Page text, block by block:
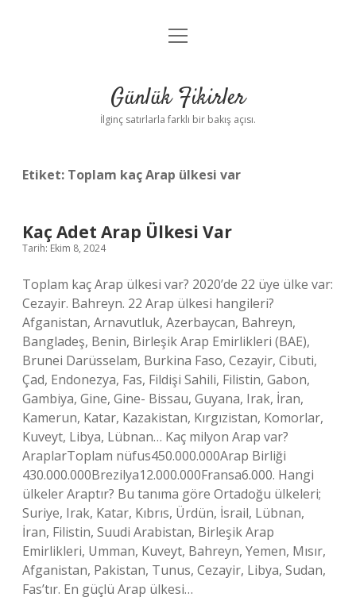
Anasayfa
Yasal Uyarı
menüyü
Günlük Fikirler
İlginç satırlarla farklı bir bakış açısı.
Etiket: Toplam kaç Arap ülkesi var
Kaç Adet Arap Ülkesi Var
Tarih: Ekim 8, 2024
Toplam kaç Arap ülkesi var? 2020’de 22 üye ülke var:
Cezayir. Bahreyn. 22 Arap ülkesi hangileri?
Afganistan, Arnavutluk, Azerbaycan, Bahreyn,
Bangladeş, Benin, Birleşik Arap Emirlikleri (BAE),
Brunei Darüsselam, Burkina Faso, Cezayir, Cibuti,
Çad, Endonezya, Fas, Fildişi Sahili, Filistin, Gabon,
Gambiya, Gine, Gine- Bissau, Guyana, Irak, İran,
Kamerun, Katar, Kazakistan, Kırgızistan, Komorlar,
Kuveyt, Libya, Lübnan… Kaç milyon Arap var?
AraplarToplam nüfus450.000.000Arap Birliği
430.000.000Brezilya12.000.000Fransa6.000. Hangi
ülkeler Araptır? Bu tanıma göre Ortadoğu ülkeleri;
Suriye, Irak, Katar, Kıbrıs, Ürdün, İsrail, Lübnan,
İran, Filistin, Suudi Arabistan, Birleşik Arap
Emirlikleri, Umman, Kuveyt, Bahreyn, Yemen, Mısır,
Afganistan, Pakistan, Tunus, Cezayir, Libya, Sudan,
Fas’tır. En güçlü Arap ülkesi…